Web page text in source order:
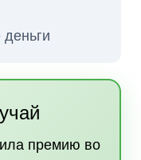
премию во